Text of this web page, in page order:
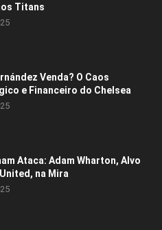
Titans
Venda? O Caos
e Financeiro do Chelsea
Ataca: Adam Wharton, Alvo
na Mira